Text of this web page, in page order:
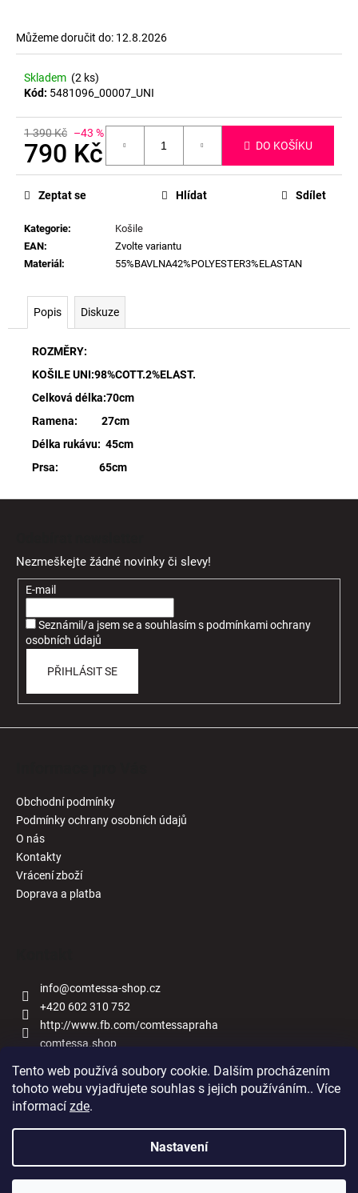
Tento web používá soubory cookie. Dalším procházením
tohoto webu vyjadřujete souhlas s jejich používáním.. Více
informací zde.
Nastavení
Můžeme doručit do: 12.8.2026
Skladem (2 ks)
Kód: 5481096_00007_UNI
1 390 Kč –43 %
790 Kč
Měrná
DO KOŠÍKU
Kategorie:
Košile
EAN:
Zvolte variantu
Materiál: 55%BAVLNA42%POLYESTER3%ELASTAN
Zeptat se Hlídat Sdílet
Popis Diskuze
ROZMĚRY:
KOŠILE UNI:98%COTT.2%ELAST.
Celková délka:70cm
Ramena: 27cm
Délka rukávu: 45cm
Prsa: 65cm
Nezmeškejte žádné novinky či slevy!
E-mail
Seznámil/a jsem se a souhlasíms podmínkami ochrany
osobních údajů
PŘIHLÁSIT SE
Obchodní podmínky
Podmínky ochrany osobních údajů
O nás
Kontakty
Vrácení zboží
Doprava a platba
info@comtessa-shop.cz
+420 602 310 752
http://www.fb.com/comtessapraha
comtessa.shop